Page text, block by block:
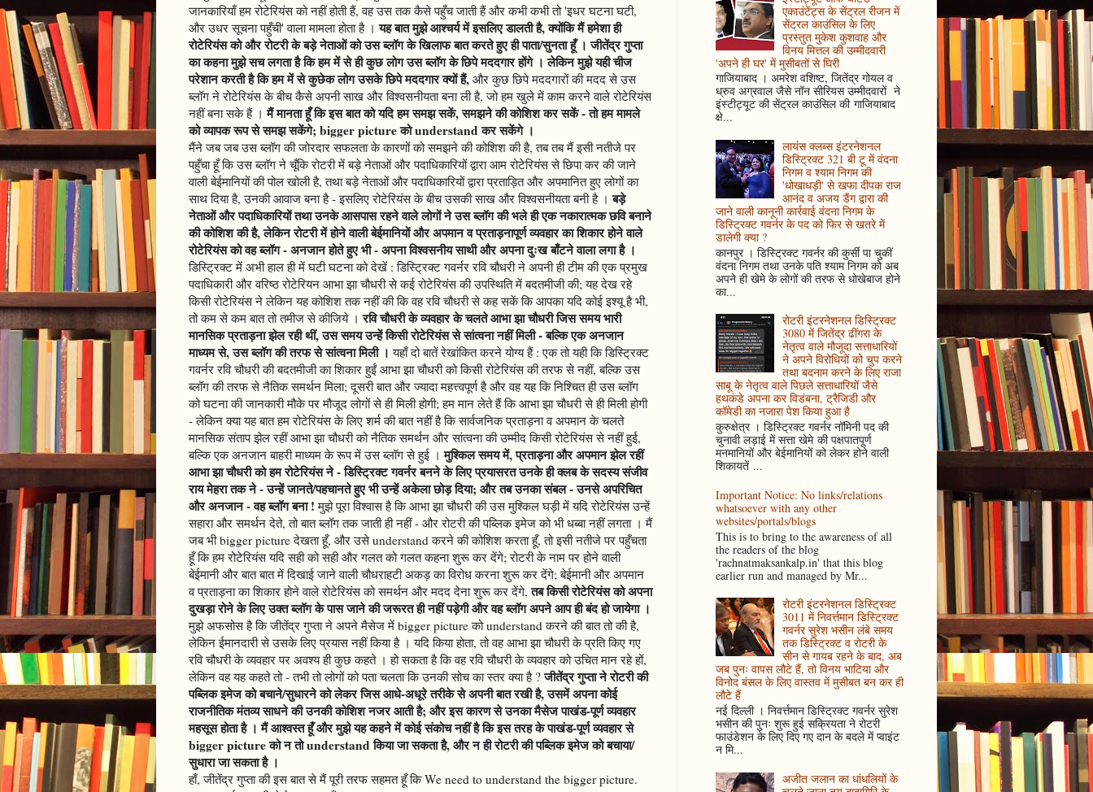
जानकारियाँ हम रोटेरियंस को नहीं होती हैं, वह उस तक कैसे पहुँच जाती हैं और कभी कभी तो 'इधर घटना घटी,
और उधर सूचना पहुँची' वाला मामला होता है ।यह बात मुझे आश्चर्य में इसलिए डालती है, क्योंकि मैं हमेशा ही
रोटेरियंस को और रोटरी के बड़े नेताओं को उस ब्लॉग के खिलाफ बात करते हुए ही पाता/सुनता हूँ । जीतेंद्र गुप्ता
का कहना मुझे सच लगता है कि हम में से ही कुछ लोग उस ब्लॉग के छिपे मददगार होंगे । लेकिन मुझे यही चीज
परेशान करती है कि हम में से कुछेक लोग उसके छिपे मददगार क्यों हैं, और कुछ छिपे मददगारों की मदद से उस
ब्लॉग ने रोटेरियंस के बीच कैसे अपनी साख और विश्वसनीयता बना ली है, जो हम खुले में काम करने वाले रोटेरियंस
नहीं बना सके हैं ।मैं मानता हूँ कि इस बात को यदि हम समझ सकें, समझने की कोशिश कर सकें - तो हम मामले
को व्यापक रूप से समझ सकेंगे; bigger picture को understand कर सकेंगे ।
मैंने जब जब उस ब्लॉग की जोरदार सफलता के कारणों को समझने की कोशिश की है, तब तब मैं इसी नतीजे पर
पहुँचा हूँ कि उस ब्लॉग ने चूँकि रोटरी में बड़े नेताओं और पदाधिकारियों द्वारा आम रोटेरियंस से छिपा कर की जाने
वाली बेईमानियों की पोल खोली है, तथा बड़े नेताओं और पदाधिकारियों द्वारा प्रताड़ित और अपमानित हुए लोगों का
साथ दिया है, उनकी आवाज बना है - इसलिए रोटेरियंस के बीच उसकी साख और विश्वसनीयता बनी है ।बड़े
नेताओं और पदाधिकारियों तथा उनके आसपास रहने वाले लोगों ने उस ब्लॉग की भले ही एक नकारात्मक छवि बनाने
की कोशिश की है, लेकिन रोटरी में होने वाली बेईमानियों और अपमान व प्रताड़नापूर्ण व्यवहार का शिकार होने वाले
रोटेरियंस को वह ब्लॉग - अनजान होते हुए भी - अपना विश्वसनीय साथी और अपना दुःख बाँटने वाला लगा है ।
डिस्ट्रिक्ट में अभी हाल ही में घटी घटना को देखें : डिस्ट्रिक्ट गवर्नर रवि चौधरी ने अपनी ही टीम की एक प्रमुख
पदाधिकारी और वरिष्ठ रोटेरियन आभा झा चौधरी से कई रोटेरियंस की उपस्थिति में बदतमीजी की; यह देख रहे
किसी रोटेरियंस ने लेकिन यह कोशिश तक नहीं की कि वह रवि चौधरी से कह सकें कि आपका यदि कोई इश्यू है भी,
तो कम से कम बात तो तमीज से कीजिये ।रवि चौधरी के व्यवहार के चलते आभा झा चौधरी जिस समय भारी
मानसिक प्रताड़ना झेल रही थीं, उस समय उन्हें किसी रोटेरियंस से सांत्वना नहीं मिली - बल्कि एक अनजान
माध्यम से, उस ब्लॉग की तरफ से सांत्वना मिली । यहाँ दो बातें रेखांकित करने योग्य हैं : एक तो यही कि डिस्ट्रिक्ट
गवर्नर रवि चौधरी की बदतमीजी का शिकार हुईं आभा झा चौधरी को किसी रोटेरियंस की तरफ से नहीं, बल्कि उस
ब्लॉग की तरफ से नैतिक समर्थन मिला; दूसरी बात और ज्यादा महत्त्वपूर्ण है और वह यह कि निश्चित ही उस ब्लॉग
को घटना की जानकारी मौके पर मौजूद लोगों से ही मिली होगी; हम मान लेते हैं कि आभा झा चौधरी से ही मिली होगी
- लेकिन क्या यह बात हम रोटेरियंस के लिए शर्म की बात नहीं है कि सार्वजनिक प्रताड़ना व अपमान के चलते
मानसिक संताप झेल रहीं आभा झा चौधरी को नैतिक समर्थन और सांत्वना की उम्मीद किसी रोटेरियंस से नहीं हुई,
बल्कि एक अनजान बाहरी माध्यम के रूप में उस ब्लॉग से हुई ।मुश्किल समय में, प्रताड़ना और अपमान झेल रहीं
आभा झा चौधरी को हम रोटेरियंस ने - डिस्ट्रिक्ट गवर्नर बनने के लिए प्रयासरत उनके ही क्लब के सदस्य संजीव
राय मेहरा तक ने - उन्हें जानते/पहचानते हुए भी उन्हें अकेला छोड़ दिया; और तब उनका संबल - उनसे अपरिचित
और अनजान - वह ब्लॉग बना ! मुझे पूरा विश्वास है कि आभा झा चौधरी की उस मुश्किल घड़ी में यदि रोटेरियंस उन्हें
सहारा और समर्थन देते, तो बात ब्लॉग तक जाती ही नहीं - और रोटरी की पब्लिक इमेज को भी धब्बा नहीं लगता । मैं
जब भी bigger picture देखता हूँ, और उसे understand करने की कोशिश करता हूँ, तो इसी नतीजे पर पहुँचता
हूँ कि हम रोटेरियंस यदि सही को सही और गलत को गलत कहना शुरू कर देंगे; रोटरी के नाम पर होने वाली
बेईमानी और बात बात में दिखाई जाने वाली चौधराहटी अकड़ का विरोध करना शुरू कर देंगे; बेईमानी और अपमान
व प्रताड़ना का शिकार होने वाले रोटेरियंस को समर्थन और मदद देना शुरू कर देंगे,तब किसी रोटेरियंस को अपना
दुखड़ा रोने के लिए उक्त ब्लॉग के पास जाने की जरूरत ही नहीं पड़ेगी और वह ब्लॉग अपने आप ही बंद हो जायेगा ।
मुझे अफसोस है कि जीतेंद्र गुप्ता ने अपने मैसेज में bigger picture को understand करने की बात तो की है,
लेकिन ईमानदारी से उसके लिए प्रयास नहीं किया है । यदि किया होता, तो वह आभा झा चौधरी के प्रति किए गए
रवि चौधरी के व्यवहार पर अवश्य ही कुछ कहते । हो सकता है कि वह रवि चौधरी के व्यवहार को उचित मान रहे हों,
लेकिन वह यह कहते तो - तभी तो लोगों को पता चलता कि उनकी सोच का स्तर क्या है ?जीतेंद्र गुप्ता ने रोटरी की
पब्लिक इमेज को बचाने/सुधारने को लेकर जिस आधे-अधूरे तरीके से अपनी बात रखी है, उसमें अपना कोई
राजनीतिक मंतव्य साधने की उनकी कोशिश नजर आती है; और इस कारण से उनका मैसेज पाखंड-पूर्ण व्यवहार
महसूस होता है । मैं आश्वस्त हूँ और मुझे यह कहने में कोई संकोच नहीं है कि इस तरह के पाखंड-पूर्ण व्यवहार से
bigger picture को न तो understand किया जा सकता है, और न ही रोटरी की पब्लिक इमेज को बचाया/
सुधारा जा सकता है ।
हाँ, जीतेंद्र गुप्ता की इस बात से मैं पूरी तरफ सहमत हूँ कि We need to understand the bigger picture.
एकाउंटेंट्स के सेंट्रल रीजन में
सेंट्रल काउंसिल के लिए
प्रस्तुत मुकेश कुशवाह और
विनय मित्तल की उम्मीदवारी
'अपने ही घर' में मुसीबतों से घिरी
गाजियाबाद । अमरेश वशिष्ट, जितेंद्र गोयल व
ध्रुव अग्रवाल जैसे नॉन सीरियस उम्मीदवारों ने
इंस्टीट्यूट की सेंट्रल काउंसिल की गाजियाबाद
क्षे...
लायंस क्लब्स इंटरनेशनल
डिस्ट्रिक्ट 321 बी टू में वंदना
निगम व श्याम निगम की
'धोखाधड़ी' से खफा दीपक राज
आनंद व अजय डैंग द्वारा की
जाने वाली कानूनी कार्रवाई वंदना निगम के
डिस्ट्रिक्ट गवर्नर के पद को फिर से खतरे में
डालेगी क्या ?
कानपुर । डिस्ट्रिक्ट गवर्नर की कुर्सी पा चुकीं
वंदना निगम तथा उनके पति श्याम निगम को अब
अपने ही खेमे के लोगों की तरफ से धोखेबाज होने
का...
रोटरी इंटरनेशनल डिस्ट्रिक्ट
3080 में जितेंद्र ढींगरा के
नेतृत्व वाले मौजूदा सत्ताधारियों
ने अपने विरोधियों को चुप करने
तथा बदनाम करने के लिए राजा
साबू के नेतृत्व वाले पिछले सत्ताधारियों जैसे
हथकंडे अपना कर विडंबना, ट्रैजिडी और
कॉमेडी का नजारा पेश किया हुआ है
कुरुक्षेत्र । डिस्ट्रिक्ट गवर्नर नॉमिनी पद की
चुनावी लड़ाई में सत्ता खेमे की पक्षपातपूर्ण
मनमानियों और बेईमानियों को लेकर होने वाली
शिकायतें ...
Important Notice: No links/relations
whatsoever with any other
websites/portals/blogs
This is to bring to the awareness of all
the readers of the blog
'rachnatmaksankalp.in' that this blog
earlier run and managed by Mr...
रोटरी इंटरनेशनल डिस्ट्रिक्ट
3011 में निवर्त्तमान डिस्ट्रिक्ट
गवर्नर सुरेश भसीन लंबे समय
तक डिस्ट्रिक्ट व रोटरी के
सीन से गायब रहने के बाद, अब
जब पुनः वापस लौटे हैं, तो विनय भाटिया और
विनोद बंसल के लिए वास्तव में मुसीबत बन कर ही
लौटे हैं
नई दिल्ली । निवर्त्तमान डिस्ट्रिक्ट गवर्नर सुरेश
भसीन की पुनः शुरू हुई सक्रियता ने रोटरी
फाउंडेशन के लिए दिए गए दान के बदले में प्वाइंट
न मि...
अजीत जलान का धांधलियों के